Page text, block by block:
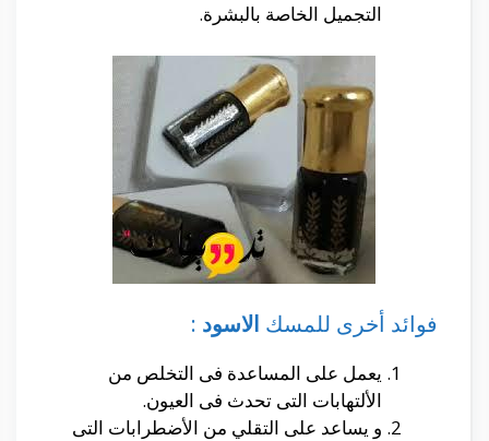
التجميل الخاصة بالبشرة.
فوائد أخرى للمسك الاسود :
يعمل على المساعدة فى التخلص من
الألتهابات التى تحدث فى العيون.
و يساعد على التقلي من الأضطرابات التى